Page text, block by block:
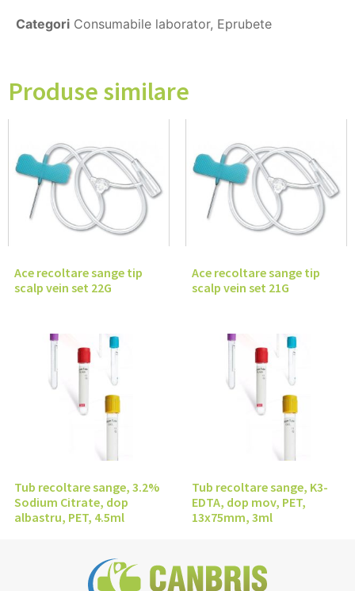
Categori Consumabile laborator, Eprubete
Produse similare
Ace recoltare sange tip
scalp vein set 22G
Ace recoltare sange tip
scalp vein set 21G
Tub recoltare sange, 3.2%
Sodium Citrate, dop
albastru, PET, 4.5ml
Tub recoltare sange, K3-
EDTA, dop mov, PET,
13x75mm, 3ml